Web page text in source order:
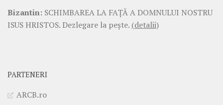
Bizantin: SCHIMBAREA LA FAŢĂ A DOMNULUI NOSTRU
ISUS HRISTOS. Dezlegare la pește. (detalii)
PARTENERI
ARCB.ro